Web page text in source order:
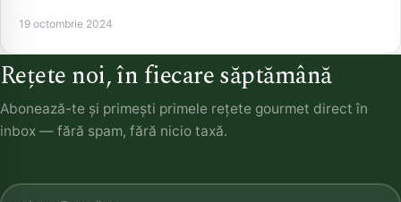
19 octombrie 2024
Rețete noi, în fiecare săptămână
Abonează-te și primești primele rețete gourmet direct în
inbox — fără spam, fără nicio taxă.